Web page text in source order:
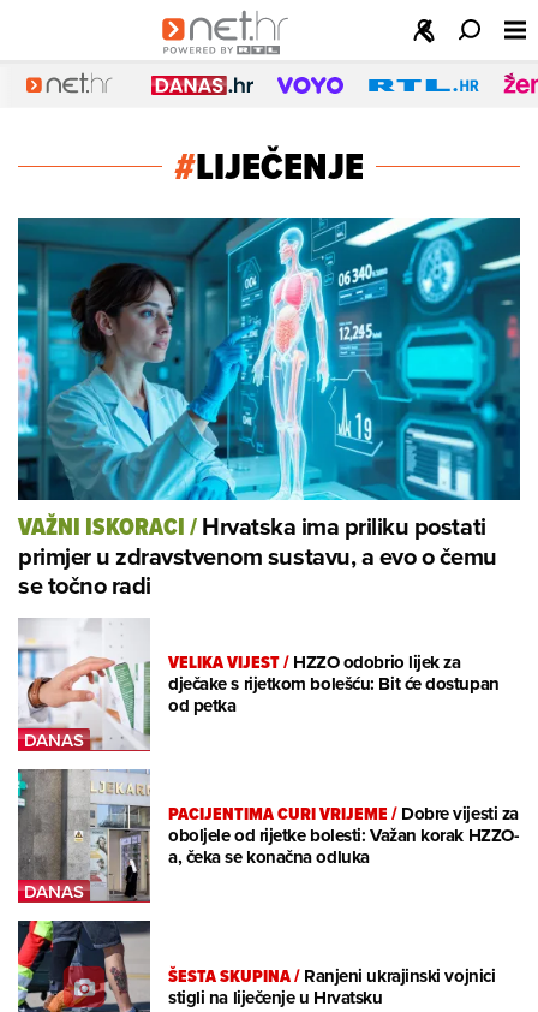
#LIJEČENJE
VAŽNI ISKORACI/Hrvatska ima priliku postati
primjer u zdravstvenom sustavu, a evo o čemu
se točno radi
VELIKA VIJEST/HZZO odobrio lijek za
dječake s rijetkom bolešću: Bit će dostupan
od petka
PACIJENTIMA CURI VRIJEME/Dobre vijesti za
oboljele od rijetke bolesti: Važan korak HZZO-
a, čeka se konačna odluka
ŠESTA SKUPINA/Ranjeni ukrajinski vojnici
stigli na liječenje u Hrvatsku